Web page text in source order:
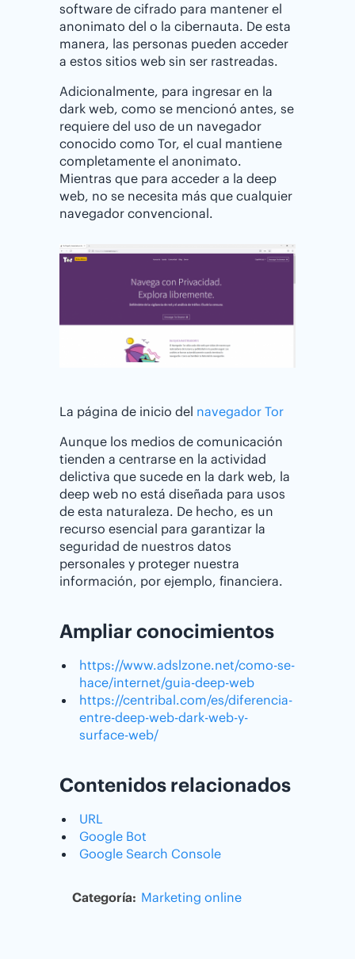
software de cifrado para mantener el
anonimato del o la cibernauta. De esta
manera, las personas pueden acceder
a estos sitios web sin ser rastreadas.
Adicionalmente, para ingresar en la
dark web, como se mencionó antes, se
requiere del uso de un navegador
conocido como Tor, el cual mantiene
completamente el anonimato.
Mientras que para acceder a la deep
web, no se necesita más que cualquier
navegador convencional.
La página de inicio del navegador Tor
Aunque los medios de comunicación
tienden a centrarse en la actividad
delictiva que sucede en la dark web, la
deep web no está diseñada para usos
de esta naturaleza. De hecho, es un
recurso esencial para garantizar la
seguridad de nuestros datos
personales y proteger nuestra
información, por ejemplo, financiera.
Ampliar conocimientos
https://www.adslzone.net/como-se-
hace/internet/guia-deep-web
https://centribal.com/es/diferencia-
entre-deep-web-dark-web-y-
surface-web/
Contenidos relacionados
URL
Google Bot
Google Search Console
Categoría: Marketing online